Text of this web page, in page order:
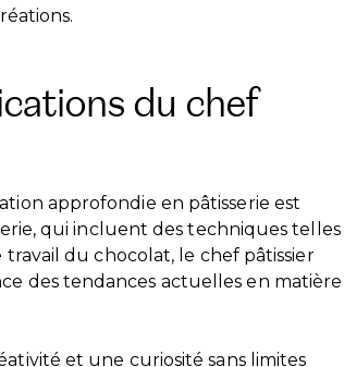
du chef
approfondie en pâtisserie est
qui incluent des techniques telles
du chocolat, le chef pâtissier
des tendances actuelles en matière
et une curiosité sans limites